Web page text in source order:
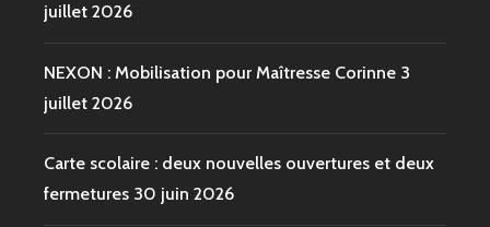
juillet 2026
NEXON : Mobilisation pour Maîtresse Corinne 3
juillet 2026
Carte scolaire : deux nouvelles ouvertures et deux
fermetures 30 juin 2026